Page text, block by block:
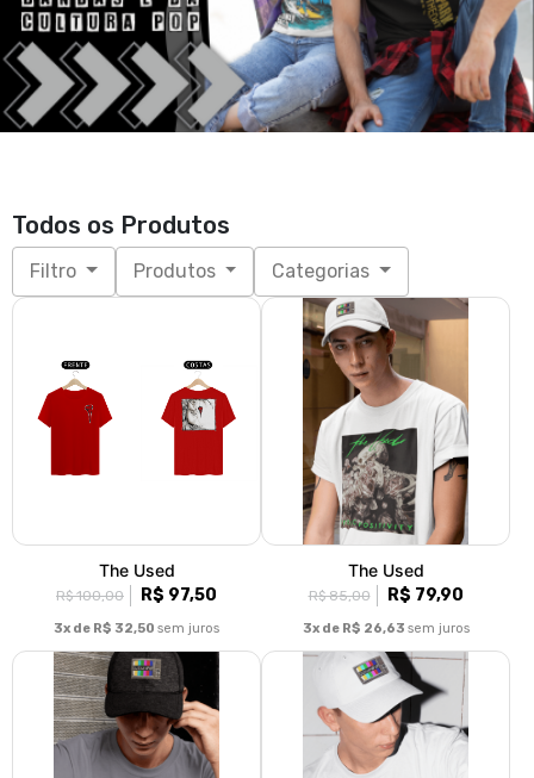
Todos os Produtos
Filtro Produtos Categorias
The Used
R$ 100,00 R$ 97,50
3x de R$ 32,50 sem juros
The Used
R$ 85,00 R$ 79,90
3x de R$ 26,63 sem juros